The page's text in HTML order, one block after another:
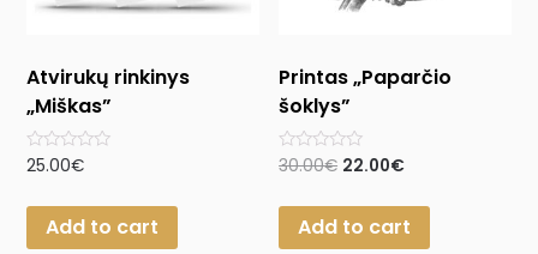
Atvirukų rinkinys
„Miškas”
Rated
of
25.00€
Add to cart
Printas „Paparčio
šoklys”
Rated
of
30.00€ 22.00€
Add to cart